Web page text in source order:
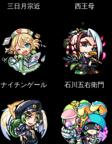
三日月宗近 西王母
ナイチンゲール 石川五右衛門